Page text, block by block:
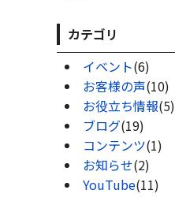
カテゴリ
イベント(6)
お客様の声(10)
お役立ち情報(5)
ブログ(19)
コンテンツ(1)
お知らせ(2)
YouTube(11)